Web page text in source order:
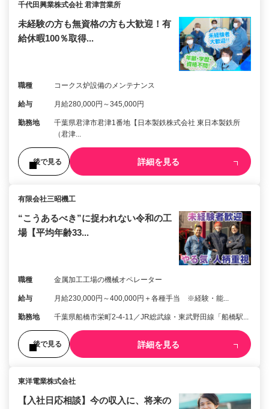
千代田興業株式会社 君津営業所
未経験の方も無資格の方も大歓迎！有
給休暇100％取得...
職種 コークス炉設備のメンテナンス
給与 月給280,000円～345,000円
勤務地
千葉県君津市君津1番地【日本製鉄株式会社 東日本製鉄所
（君津...
後で見る 詳細を見る
有限会社三昭機工
“こうあるべき”に捉われない令和の工
場【平均年齢33...
職種 金属加工工場の機械オペレーター
給与 月給230,000円～400,000円＋各種手当 ※経験・能...
勤務地 千葉県船橋市栄町2-4-11／JR総武線・東武野田線「船橋駅...
後で見る 詳細を見る
東洋電業株式会社
【入社日応相談】今の収入に、将来の